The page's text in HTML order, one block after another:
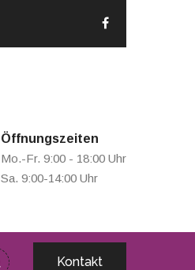
Öffnungszeiten
Mo.-Fr. 9:00 - 18:00 Uhr
Sa. 9:00-14:00 Uhr
Kontakt